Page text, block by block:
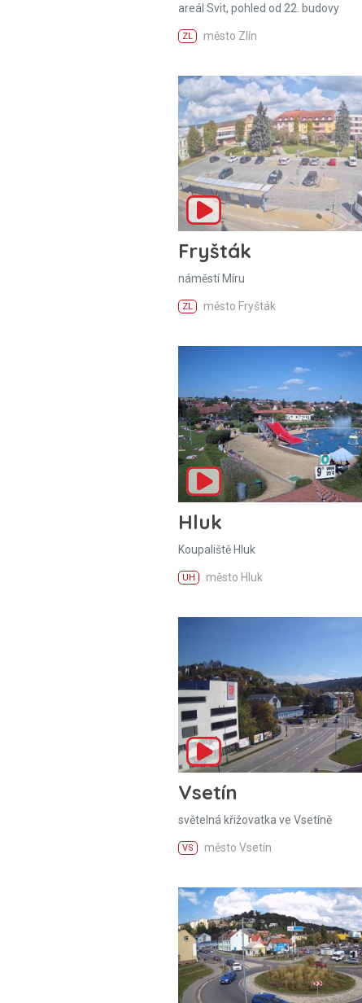
areál Svit, pohled od 22. budovy
ZL město Zlín
Fryšták
náměstí Míru
ZL město Fryšták
Hluk
Koupaliště Hluk
UH město Hluk
Vsetín
světelná křižovatka ve Vsetíně
VS město Vsetín